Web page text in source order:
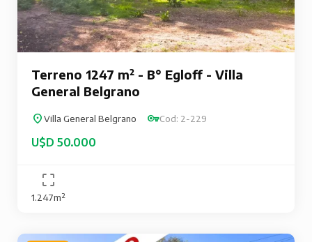
Terreno 1247 m² - B° Egloff - Villa
General Belgrano
Villa General Belgrano Cod: 2-229
U$D 50.000
1.247m²